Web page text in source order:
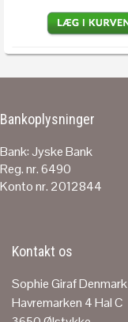
Bankoplysninger
Bank: Jyske Bank
Reg. nr. 6490
Konto nr. 2012844
Kontakt os
Sophie Giraf Denmark
Havremarken 4 Hal C